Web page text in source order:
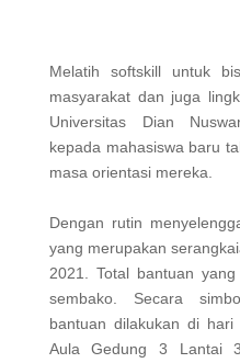
Melatih softskill untuk
masyarakat dan juga
Universitas Dian
kepada mahasiswa baru
masa orientasi mereka.
Dengan rutin
yang merupakan
2021. Total bantuan
sembako. Secara
bantuan dilakukan di
Aula Gedung 3 Lantai